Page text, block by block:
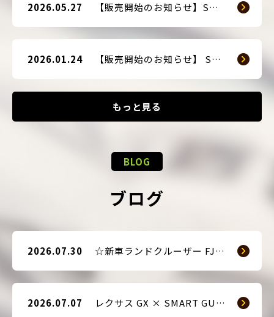
もっと見る
2026.05.27 【販売開始のお知らせ】SMART GUARD 3
2026.01.24 【販売開始のお知らせ】 SMART BLOCKER 2nd-Edition Plus
BLOG
ブログ
2026.07.30 ☆新車ランドクルーザー FJ（TRJ240） × Argus D1 & 前後ドライブレコーダー取付☆
2026.07.07 レクサス GX × SMART GUARD3 持ち込み取付